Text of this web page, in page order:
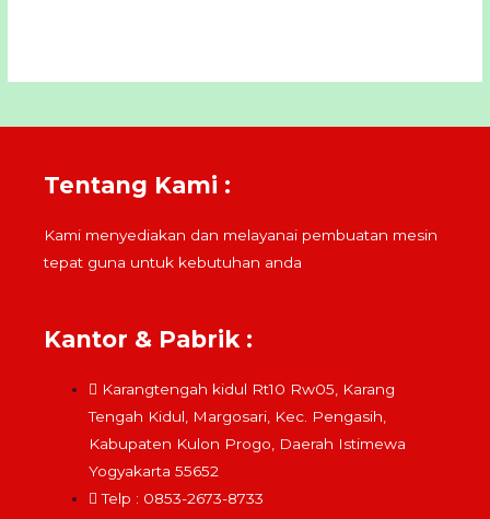
Tentang Kami :
Kami menyediakan dan melayanai pembuatan mesin
tepat guna untuk kebutuhan anda
Kantor & Pabrik :
Karangtengah kidul Rt10 Rw05, Karang
Tengah Kidul, Margosari, Kec. Pengasih,
Kabupaten Kulon Progo, Daerah Istimewa
Yogyakarta 55652
Telp : 0853-2673-8733